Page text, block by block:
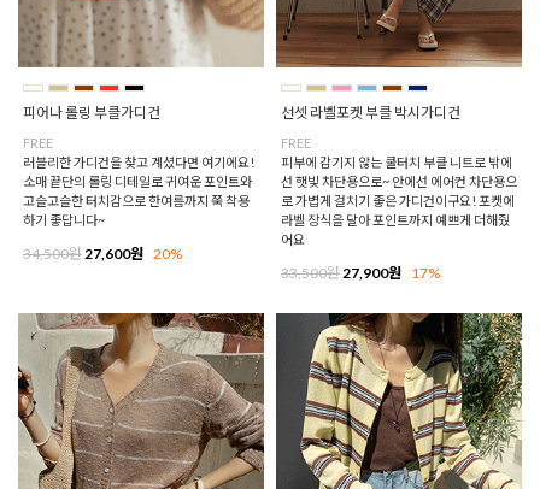
피어나 롤링 부클가디건
FREE
러블리한 가디건을 찾고 계셨다면 여기에요!
소매 끝단의 롤링 디테일로 귀여운 포인트와
고슬고슬한 터치감으로 한여름까지 쭉 착용
하기 좋답니다~
34,500원 27,600원 20%
선셋 라벨포켓 부클 박시가디건
FREE
피부에 감기지 않는 쿨터치 부클 니트로 밖에
선 햇빛 차단용으로~ 안에선 에어컨 차단용으
로 가볍게 걸치기 좋은 가디건이구요! 포켓에
라벨 장식을 달아 포인트까지 예쁘게 더해줬
어요
33,500원 27,900원 17%